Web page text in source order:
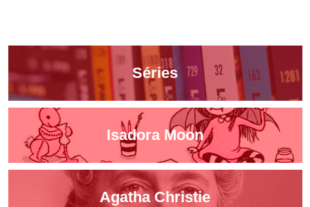
Séries
Isadora Moon
Agatha Christie